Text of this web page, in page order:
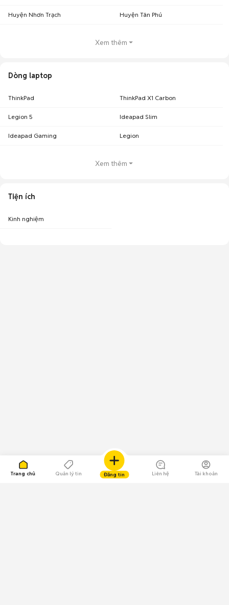
Trang chủ Quản lý tin Đăng tin Liên hệ Tài khoản
Huyện Nhơn Trạch Huyện Tân Phú
Xem thêm
Dòng laptop
ThinkPad ThinkPad X1 Carbon
Legion 5 Ideapad Slim
Ideapad Gaming Legion
Xem thêm
Tiện ích
Kinh nghiệm